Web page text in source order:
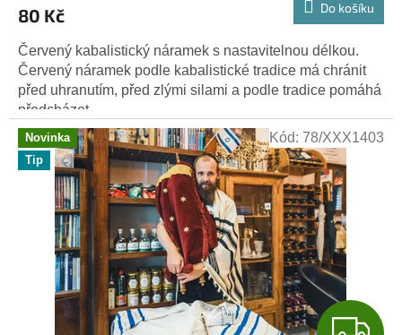
80 Kč Do košíku
Červený kabalistický náramek s nastavitelnou délkou.
Červený náramek podle kabalistické tradice má chránit
před uhranutím, před zlými silami a podle tradice pomáhá
předcházet...
Novinka
Tip
Kód: 78/XXX1403